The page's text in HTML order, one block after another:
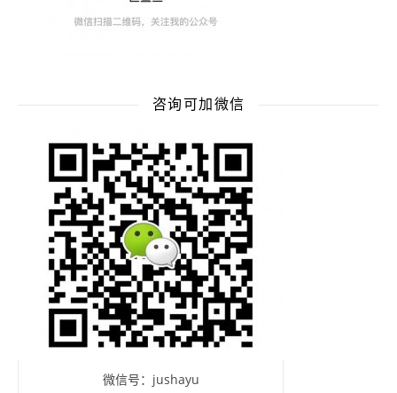
咨询可加微信
微信号：jushayu